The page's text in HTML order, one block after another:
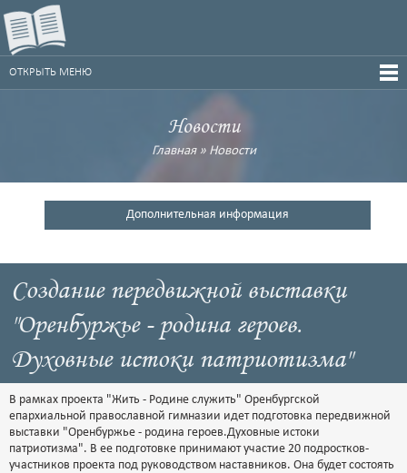
ОТКРЫТЬ МЕНЮ
Новости
Главная» Новости
Дополнительная информация
Создание передвижной выставки
"Оренбуржье - родина героев.
Духовные истоки патриотизма"
В рамках проекта "Жить - Родине служить" Оренбургской
епархиальной православной гимназии идет подготовка передвижной
выставки "Оренбуржье - родина героев.Духовные истоки
патриотизма". В ее подготовке принимают участие 20 подростков-
участников проекта под руководством наставников. Она будет состоять